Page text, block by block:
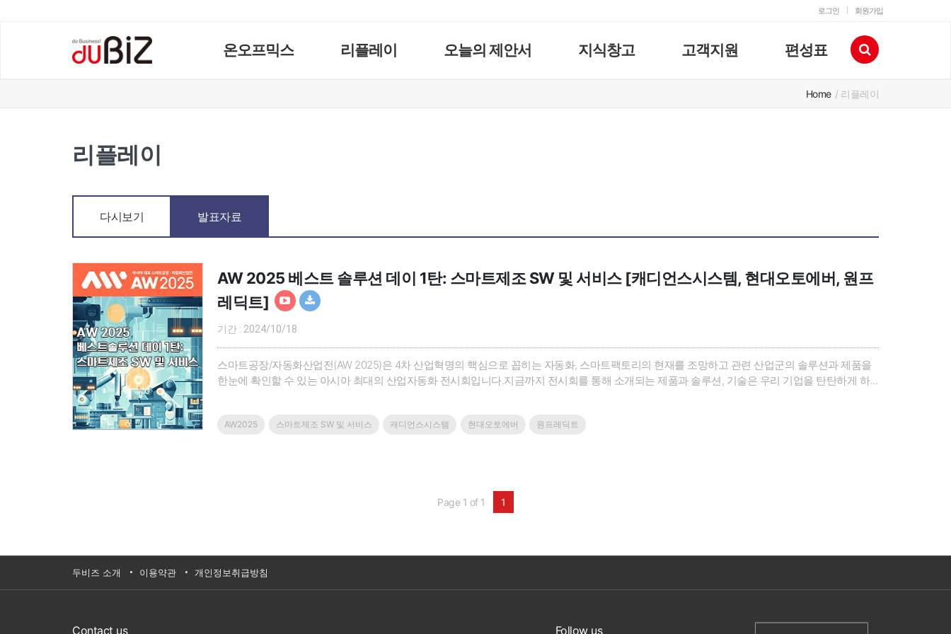
로그인 회원가입
온오프믹스 리플레이 오늘의 제안서 지식창고 고객지원 편성표
Home / 리플레이
리플레이
다시보기 발표자료
AW 2025 베스트 솔루션 데이 1탄: 스마트제조 SW 및 서비스 [캐디언스시스템, 현대오토에버, 원프
레딕트]
기간 : 2024/10/18
스마트공장/자동화산업전(AW 2025)은 4차 산업혁명의 핵심으로 꼽히는 자동화, 스마트팩토리의 현재를 조망하고 관련 산업군의 솔루션과 제품을
한눈에 확인할 수 있는 아시아 최대의 산업자동화 전시회입니다.지금까지 전시회를 통해 소개되는 제품과 솔루션, 기술은 우리 기업을 탄탄하게 하
AW2025 스마트제조 SW 및 서비스 캐디언스시스템 현대오토에버 원프레딕트
Page 1 of 1 1
두비즈 소개 이용약관 개인정보취급방침
Contact us Follow us